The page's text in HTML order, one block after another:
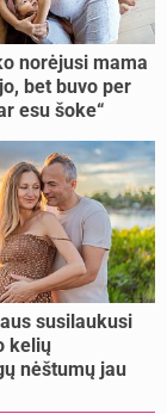
norėjusi mama
bet buvo per
esu šoke“
susilaukusi
kelių
nėštumų jau